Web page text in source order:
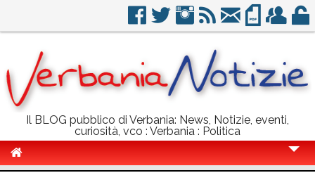
Il BLOG pubblico di Verbania: News, Notizie, eventi,
curiosità, vco : Verbania : Politica